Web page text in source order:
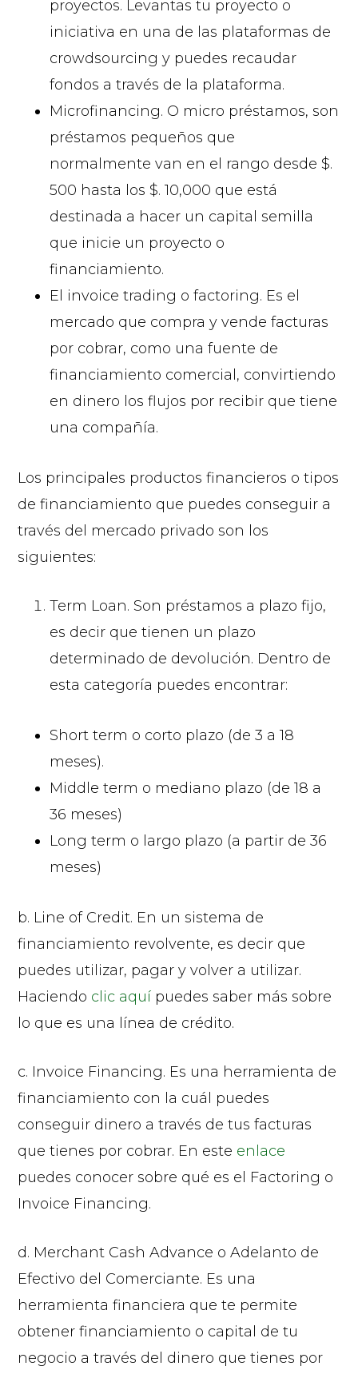
proyectos. Levantas tu proyecto o
iniciativa en una de las plataformas de
crowdsourcing y puedes recaudar
fondos a través de la plataforma.
Microfinancing. O micro préstamos, son
préstamos pequeños que
normalmente van en el rango desde $.
500 hasta los $. 10,000 que está
destinada a hacer un capital semilla
que inicie un proyecto o
financiamiento.
El invoice trading o factoring. Es el
mercado que compra y vende facturas
por cobrar, como una fuente de
financiamiento comercial, convirtiendo
en dinero los flujos por recibir que tiene
una compañía.
Los principales productos financieros o tipos
de financiamiento que puedes conseguir a
través del mercado privado son los
siguientes:
Term Loan. Son préstamos a plazo fijo,
es decir que tienen un plazo
determinado de devolución. Dentro de
esta categoría puedes encontrar:
Short term o corto plazo (de 3 a 18
meses).
Middle term o mediano plazo (de 18 a
36 meses)
Long term o largo plazo (a partir de 36
meses)
b. Line of Credit. En un sistema de
financiamiento revolvente, es decir que
puedes utilizar, pagar y volver a utilizar.
Haciendo clic aquí puedes saber más sobre
lo que es una línea de crédito.
c. Invoice Financing. Es una herramienta de
financiamiento con la cuál puedes
conseguir dinero a través de tus facturas
que tienes por cobrar. En este enlace
puedes conocer sobre qué es el Factoring o
Invoice Financing.
d. Merchant Cash Advance o Adelanto de
Efectivo del Comerciante. Es una
herramienta financiera que te permite
obtener financiamiento o capital de tu
negocio a través del dinero que tienes por